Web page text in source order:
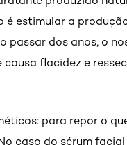
é estimular a
passar dos anos, o
flacidez e
para repor o
caso do sérum